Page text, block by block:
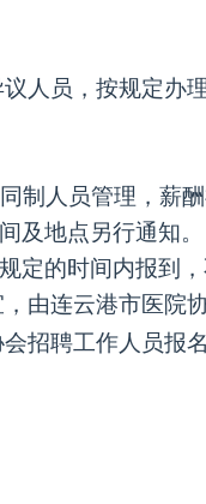
人员，按规定办
制人员管理，薪
及地点另行通知。
定的时间内报到
由连云港市医院
会招聘工作人员报